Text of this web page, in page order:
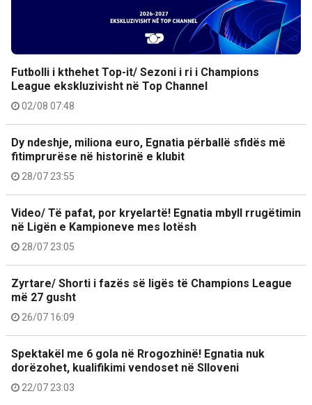
Futbolli i kthehet Top-it/ Sezoni i ri i Champions
League ekskluzivisht në Top Channel
02/08 07:48
Dy ndeshje, miliona euro, Egnatia përballë sfidës më
fitimprurëse në historinë e klubit
28/07 23:55
Video/ Të pafat, por kryelartë! Egnatia mbyll rrugëtimin
në Ligën e Kampioneve mes lotësh
28/07 23:05
Zyrtare/ Shorti i fazës së ligës të Champions League
më 27 gusht
26/07 16:09
Spektakël me 6 gola në Rrogozhinë! Egnatia nuk
dorëzohet, kualifikimi vendoset në Slloveni
22/07 23:03